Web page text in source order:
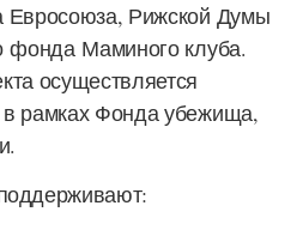
Рижской Думы
фонда Маминого клуба.
осуществляется
рамках Фонда убежища,